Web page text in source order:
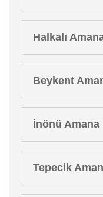
Halkalı
Beykent
İnönü Amana
Tepecik